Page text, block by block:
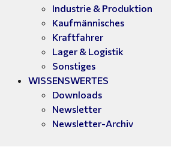
Industrie & Produktion
Kaufmännisches
Kraftfahrer
Lager & Logistik
Sonstiges
WISSENSWERTES
Downloads
Newsletter
Newsletter-Archiv